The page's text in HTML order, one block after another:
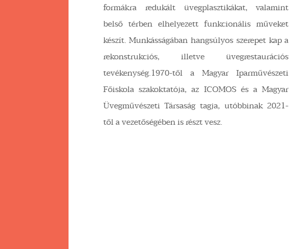
formákra redukált üvegplasztikákat, valamint
belső térben elhelyezett funkcionális műveket
készít. Munkásságában hangsúlyos szerepet kap a
rekonstrukciós, illetve üvegrestaurációs
tevékenység.1970-től a Magyar Iparművészeti
Főiskola szakoktatója, az ICOMOS és a Magyar
Üvegművészeti Társaság tagja, utóbbinak 2021-
től a vezetőségében is részt vesz.